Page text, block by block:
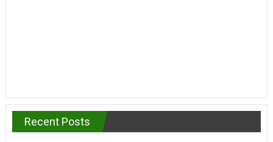
Recent Posts